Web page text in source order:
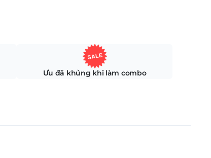
Ưu đã khủng khi làm combo